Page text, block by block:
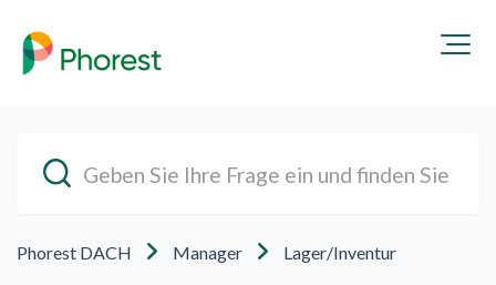
Phorest DACH Manager Lager/Inventur